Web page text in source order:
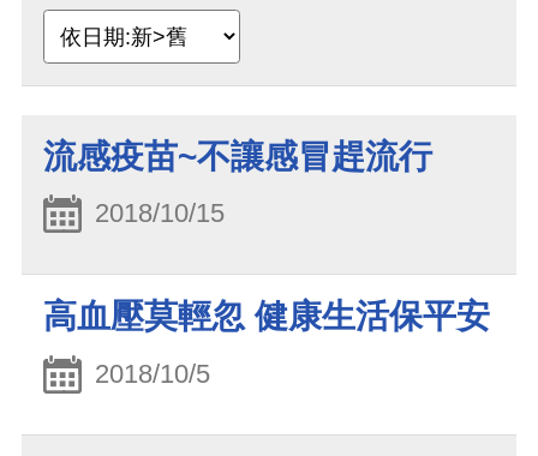
流感疫苗~不讓感冒趕流行
2018/10/15
高血壓莫輕忽 健康生活保平安
2018/10/5